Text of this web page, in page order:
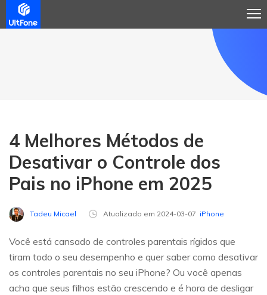
4 Melhores Métodos de
Desativar o Controle dos
Pais no iPhone em 2025
Tadeu Micael Atualizado em 2024-03-07 iPhone
Você está cansado de controles parentais rígidos que
tiram todo o seu desempenho e quer saber como desativar
os controles parentais no seu iPhone? Ou você apenas
acha que seus filhos estão crescendo e é hora de desligar